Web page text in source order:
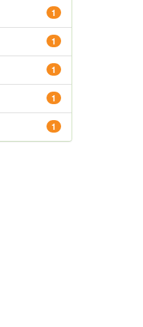
1
1
1
1
1